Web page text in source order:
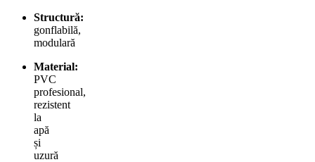
Structură:
gonflabilă,
modulară
Material:
PVC
profesional,
rezistent
la
apă
și
uzură